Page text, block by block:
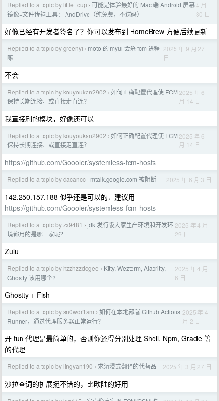
Replied to a topic by little_cup › 可能是体验最好的 Mac 端 Android 屏幕
镜像+文件传输工具： AndDrive（纯免费，不送码）
4 月
30 日
好像已经有开发者签名了？你可以发布到 HomeBrew 方便后续更新
Replied to a topic by greenyi › moto 的 myui 会杀 fcm 进程
嘛
2025 年 9 月 27
日
不会
Replied to a topic by kouyoukan2902 › 如何正确配置代理使 FCM
保持长期连接、或直接走直连？
2025 年 6
月 14 日
我直接刷的模块，好像还可以
Replied to a topic by kouyoukan2902 › 如何正确配置代理使 FCM
保持长期连接、或直接走直连？
2025 年 6
月 14 日
https://github.com/Goooler/systemless-fcm-hosts
Replied to a topic by dacancc › mtalk.google.com 被阻断 2025 年 6 月 3 日
142.250.157.188 似乎还是可以的，建议用
https://github.com/Goooler/systemless-fcm-hosts
Replied to a topic by zx9481 › jdk 发行版大家生产环境和开发环
境都用的是哪一家呢？
2025 年 4 月
29 日
Zulu
Replied to a topic by hzzhzzdogee › Kitty, Wezterm, Alacritty,
Ghostty 该用哪个?
2025 年 4 月
6 日
Ghostty + Fish
Replied to a topic by sn0wdr1am › 如何在本地部署 Github Actions
Runner，通过代理服务器正常运行？
2025 年 4
月 2 日
开 tun 代理是最简单的，否则你还得分别处理 Shell, Npm, Gradle 等
的代理
Replied to a topic by lingyan190 › 求沉浸式翻译的代替品 2025 年 3 月 27 日
沙拉查词的扩展挺不错的，比欧陆的好用